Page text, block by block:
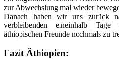
zur Abwechslung mal wieder
Danach haben wir uns zurück
verbleibenden eineinhalb
äthiopischen Freunde nochmals zu
Fazit Äthiopien: